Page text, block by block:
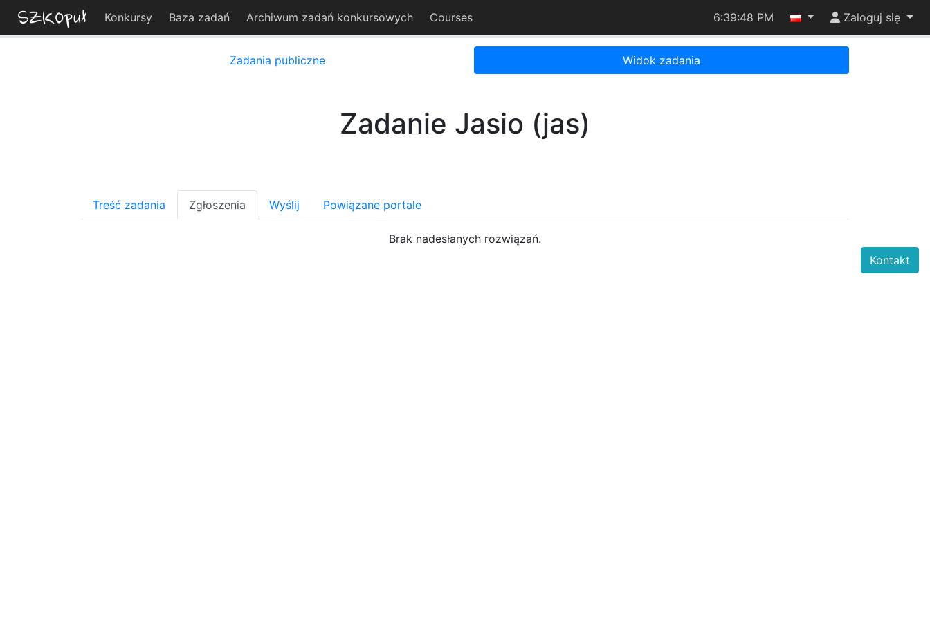
Konkursy Baza zadań Archiwum zadań konkursowych Courses 6:39:48 PM Zaloguj się
Zadania publiczne Widok zadania
Zadanie Jasio (jas)
Treść zadania Zgłoszenia Wyślij Powiązane portale
Brak nadesłanych rozwiązań.
Kontakt